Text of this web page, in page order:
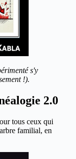
s'y
!).
2.0
tous ceux qui
familial, en